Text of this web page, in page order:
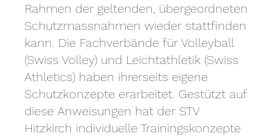
Rahmen der geltenden, übergeordneten
Schutzmassnahmen wieder stattfinden
kann. Die Fachverbände für Volleyball
(Swiss Volley) und Leichtathletik (Swiss
Athletics) haben ihrerseits eigene
Schutzkonzepte erarbeitet. Gestützt auf
diese Anweisungen hat der STV
Hitzkirch individuelle Trainingskonzepte